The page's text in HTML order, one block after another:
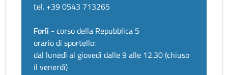
tel. +39 0543 713265
Forlì - corso della Repubblica 5
orario di sportello:
dal lunedì al giovedì dalle 9 alle 12.30 (chiuso
il venerdì)